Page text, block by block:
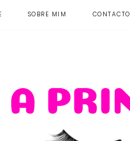
SOBRE MIM CONTACTO